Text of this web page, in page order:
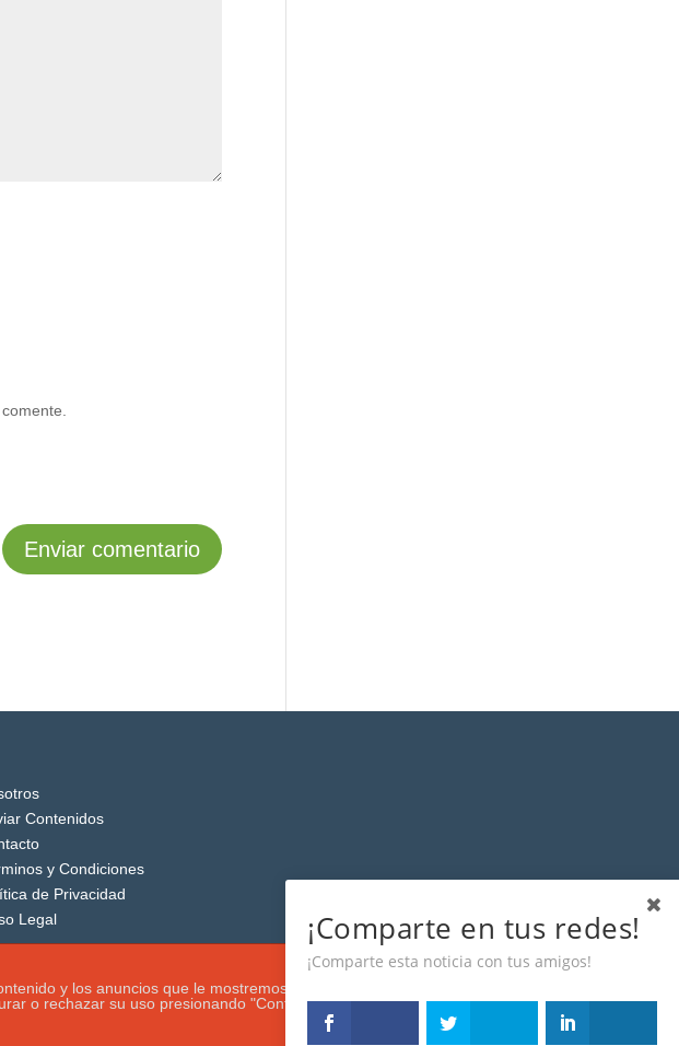
Contenidos
y Condiciones
de Privacidad
Legal
y los anuncios que le mostremos de acuerdo con su navegación e intereses, buscando
o rechazar su uso presionando "Configuración". Más información en nuestraPolítica de
¡Comparte en tus redes!
¡Comparte esta noticia con tus amigos!